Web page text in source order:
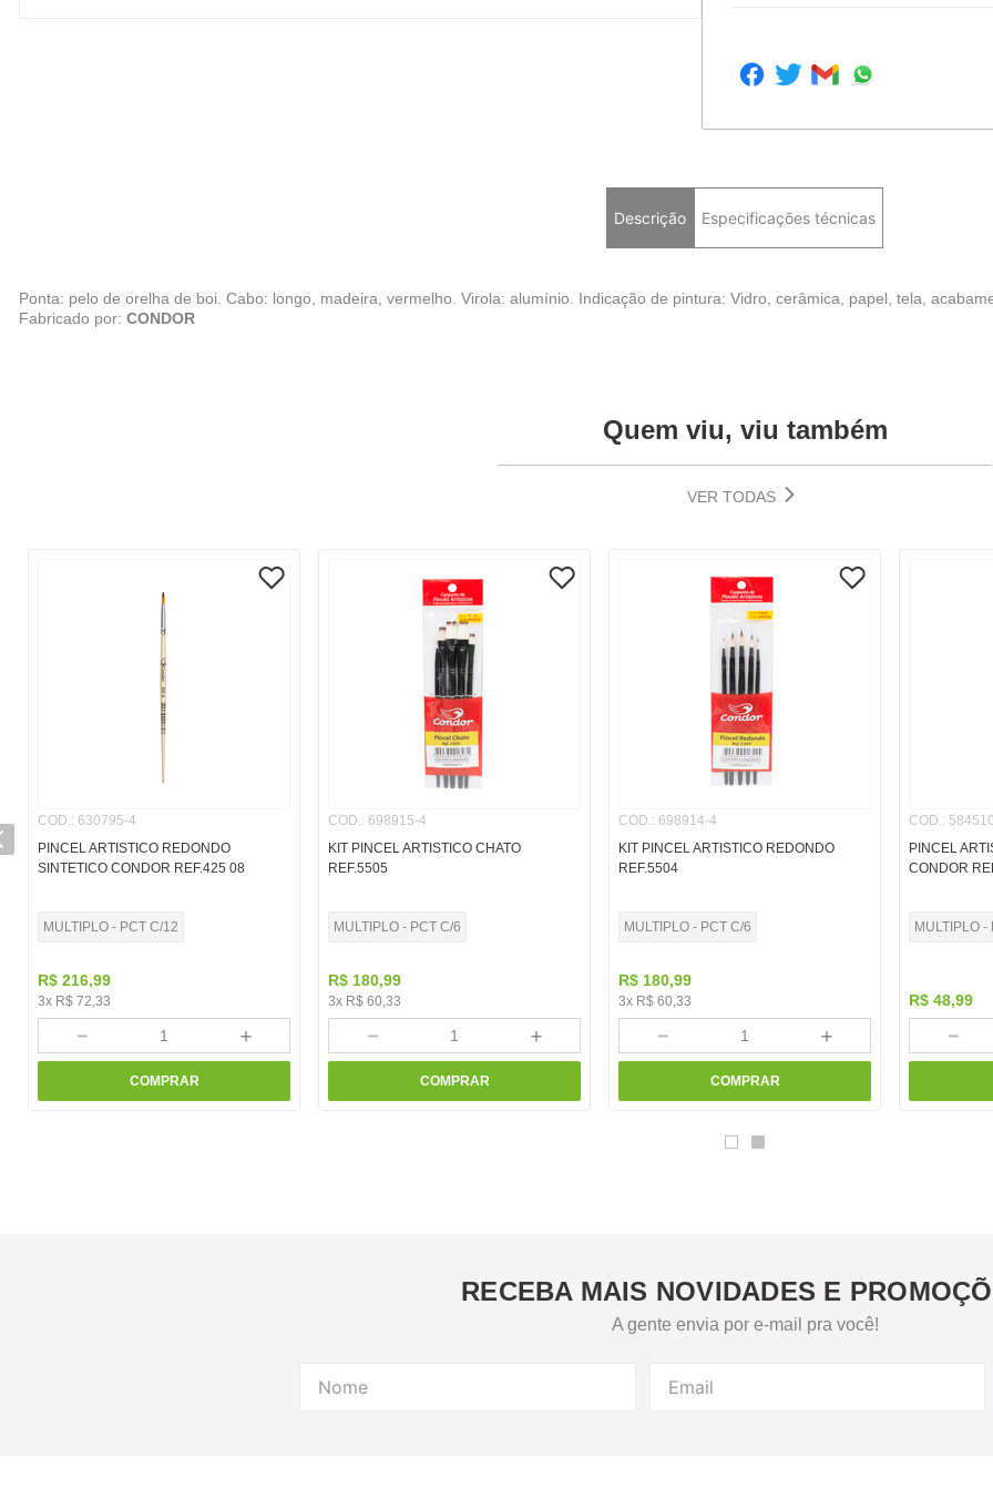
Descrição Especificações técnicas
Ponta: pelo de orelha de boi. Cabo: longo, madeira, vermelho. Virola: alumínio. Indicação de pintura: Vidro, cerâmica, papel, tela,
Fabricado por: CONDOR
Quem viu, viu também
VER TODAS
COD.: 630795-4
PINCEL ARTISTICO REDONDO
SINTETICO CONDOR REF.425 08
MULTIPLO - PCT C/12
R$ 216,99
3x R$ 72,33
＋
－
COMPRAR
COD.: 698915-4
KIT PINCEL ARTISTICO CHATO
REF.5505
MULTIPLO - PCT C/6
R$ 180,99
3x R$ 60,33
＋
－
COMPRAR
COD.: 698914-4
KIT PINCEL ARTISTICO REDONDO
REF.5504
MULTIPLO - PCT C/6
R$ 180,99
3x R$ 60,33
＋
－
COMPRAR
COD.:
PINCEL
CONDOR
MULTIPLO -
R$ 48,99
－
RECEBA MAIS NOVIDADES E
A gente envia por e-mail pra você!